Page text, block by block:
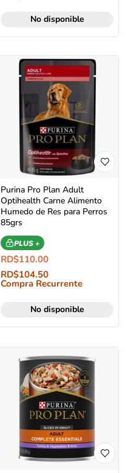
No disponible
Purina Pro Plan Adult
Optihealth Carne Alimento
Humedo de Res para Perros
85grs
PLUS +
RD$110.00
RD$104.50
Compra Recurrente
No disponible